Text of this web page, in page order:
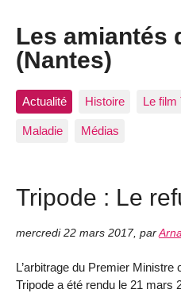
Les amiantés
(Nantes)
Actualité Histoire Le film
Maladie Médias
Tripode : Le
mercredi 22 mars 2017, par
L’arbitrage du Premier
Tripode a été rendu le 21 mars